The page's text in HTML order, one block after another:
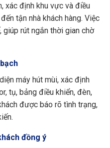
xác định khu vực và điều
tận nhà khách hàng. Việc
rút ngắn thời gian chờ
máy hút mùi, xác định
tụ, bảng điều khiển, đèn,
được báo rõ tình trạng,
đồng ý